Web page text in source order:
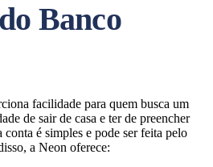
Banco
facilidade para quem busca um
de sair de casa e ter de preencher
é simples e pode ser feita pelo
a Neon oferece: